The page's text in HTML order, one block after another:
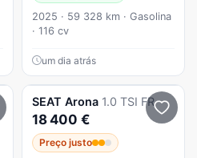
2025 · 59 328 km · Gasolina
· 116 cv
um dia atrás
SEAT Arona 1.0 TSI FR
18 400 €
Preço justo